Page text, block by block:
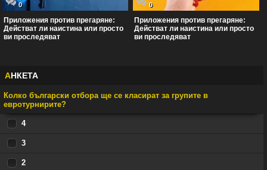
0
Приложения против прегаряне:
Действат ли наистина или просто
ви проследяват
0
Приложения против прегаряне:
Действат ли наистина или просто
ви проследяват
АНКЕТА
Колко български отбора ще се класират за групите в
евротурнирите?
4
3
2